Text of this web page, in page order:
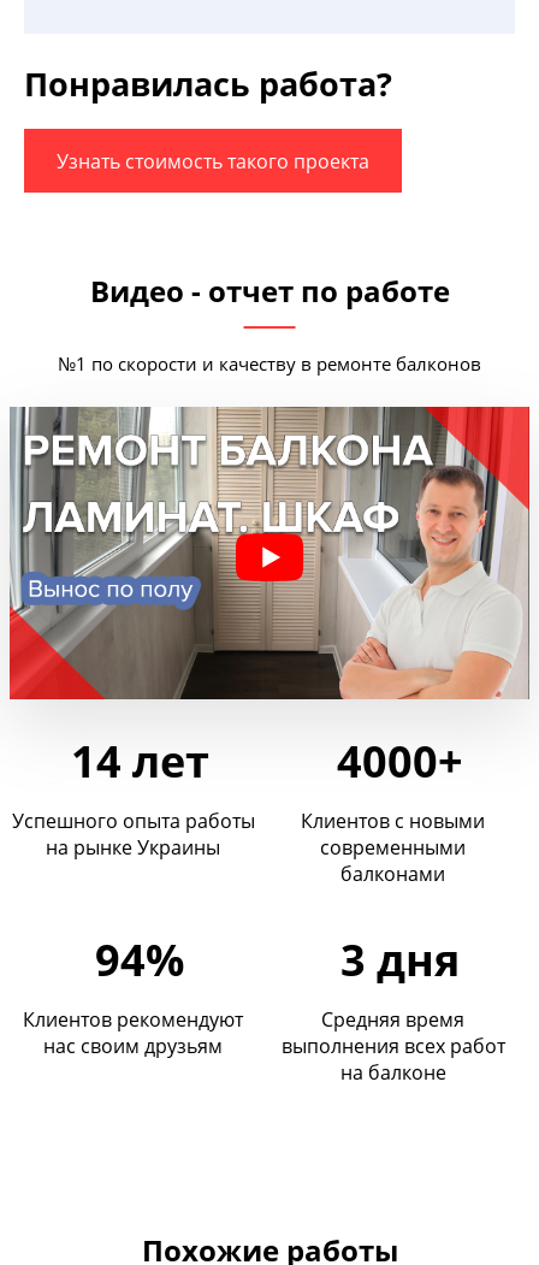
Понравилась работа?
Узнать стоимость такого проекта
Видео - отчет по работе
№1 по скорости и качеству в ремонте балконов
14 лет
Успешного опыта работы
на рынке Украины
4000+
Клиентов с новыми
современными
балконами
94%
Клиентов рекомендуют
нас своим друзьям
3 дня
Средняя время
выполнения всех работ
на балконе
Похожие работы